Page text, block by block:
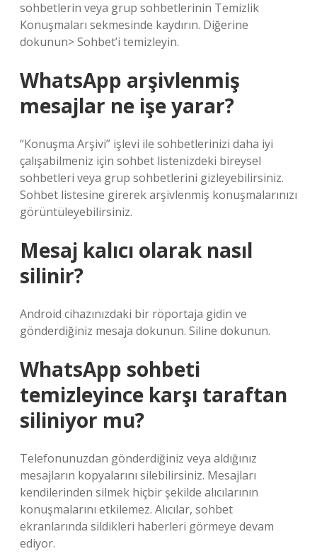
sohbetlerin veya grup sohbetlerinin Temizlik
Konuşmaları sekmesinde kaydırın. Diğerine
dokunun> Sohbet’i temizleyin.
WhatsApp arşivlenmiş
mesajlar ne işe yarar?
“Konuşma Arşivi” işlevi ile sohbetlerinizi daha iyi
çalışabilmeniz için sohbet listenizdeki bireysel
sohbetleri veya grup sohbetlerini gizleyebilirsiniz.
Sohbet listesine girerek arşivlenmiş konuşmalarınızı
görüntüleyebilirsiniz.
Mesaj kalıcı olarak nasıl
silinir?
Android cihazınızdaki bir röportaja gidin ve
gönderdiğiniz mesaja dokunun. Siline dokunun.
WhatsApp sohbeti
temizleyince karşı taraftan
siliniyor mu?
Telefonunuzdan gönderdiğiniz veya aldığınız
mesajların kopyalarını silebilirsiniz. Mesajları
kendilerinden silmek hiçbir şekilde alıcılarının
konuşmalarını etkilemez. Alıcılar, sohbet
ekranlarında sildikleri haberleri görmeye devam
ediyor.